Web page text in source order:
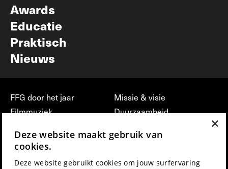
Awards
Educatie
Praktisch
Nieuws
FFG door het jaar
Filmmuziek
Press & Industry
Missie & visie
Duurzaamheid
vrijwilligerswerk bij FFG
Privacy & Disclaimer
×
Deze website maakt gebruik van
cookies.
Deze website gebruikt cookies om jouw surfervaring